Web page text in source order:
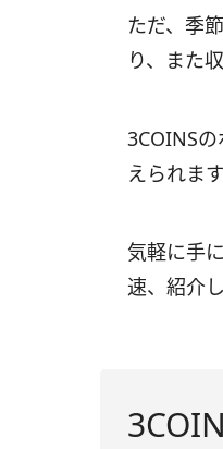
ただ、季
り、また
3COINS
えられます
気軽に手
速、紹介